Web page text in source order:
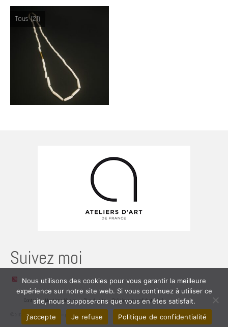
Tous(21)
Suivez moi
Instagram
Contact Mentions légales Plan du site Politique de confidentialité
© 2026 CARole Péron céramique
Nous utilisons des cookies pour vous garantir la meilleure
expérience sur notre site web. Si vous continuez à utiliser ce
site, nous supposerons que vous en êtes satisfait.
j'accepte
Je refuse Politique de confidentialité